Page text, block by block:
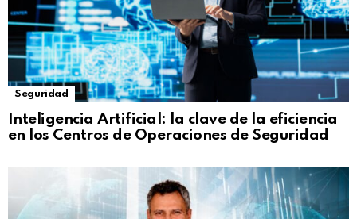
Seguridad
Inteligencia Artificial: la clave de la eficiencia
en los Centros de Operaciones de Seguridad